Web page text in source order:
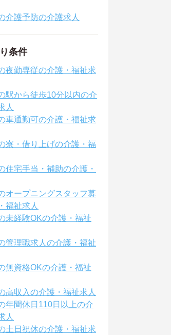
介護予防の介護求人
条件
夜勤専従の介護・福祉求
駅から徒歩10分以内の介
人
車通勤可の介護・福祉求
寮・借り上げの介護・福
住宅手当・補助の介護・
オープニングスタッフ募
福祉求人
未経験OKの介護・福祉
管理職求人の介護・福祉
無資格OKの介護・福祉
高収入の介護・福祉求人
年間休日110日以上の介
人
土日祝休の介護・福祉求